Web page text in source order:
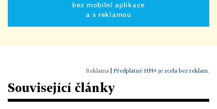
bez mobilní aplikace
a s reklamou
Předplatné HN+ je zcela bez reklam.
Související články